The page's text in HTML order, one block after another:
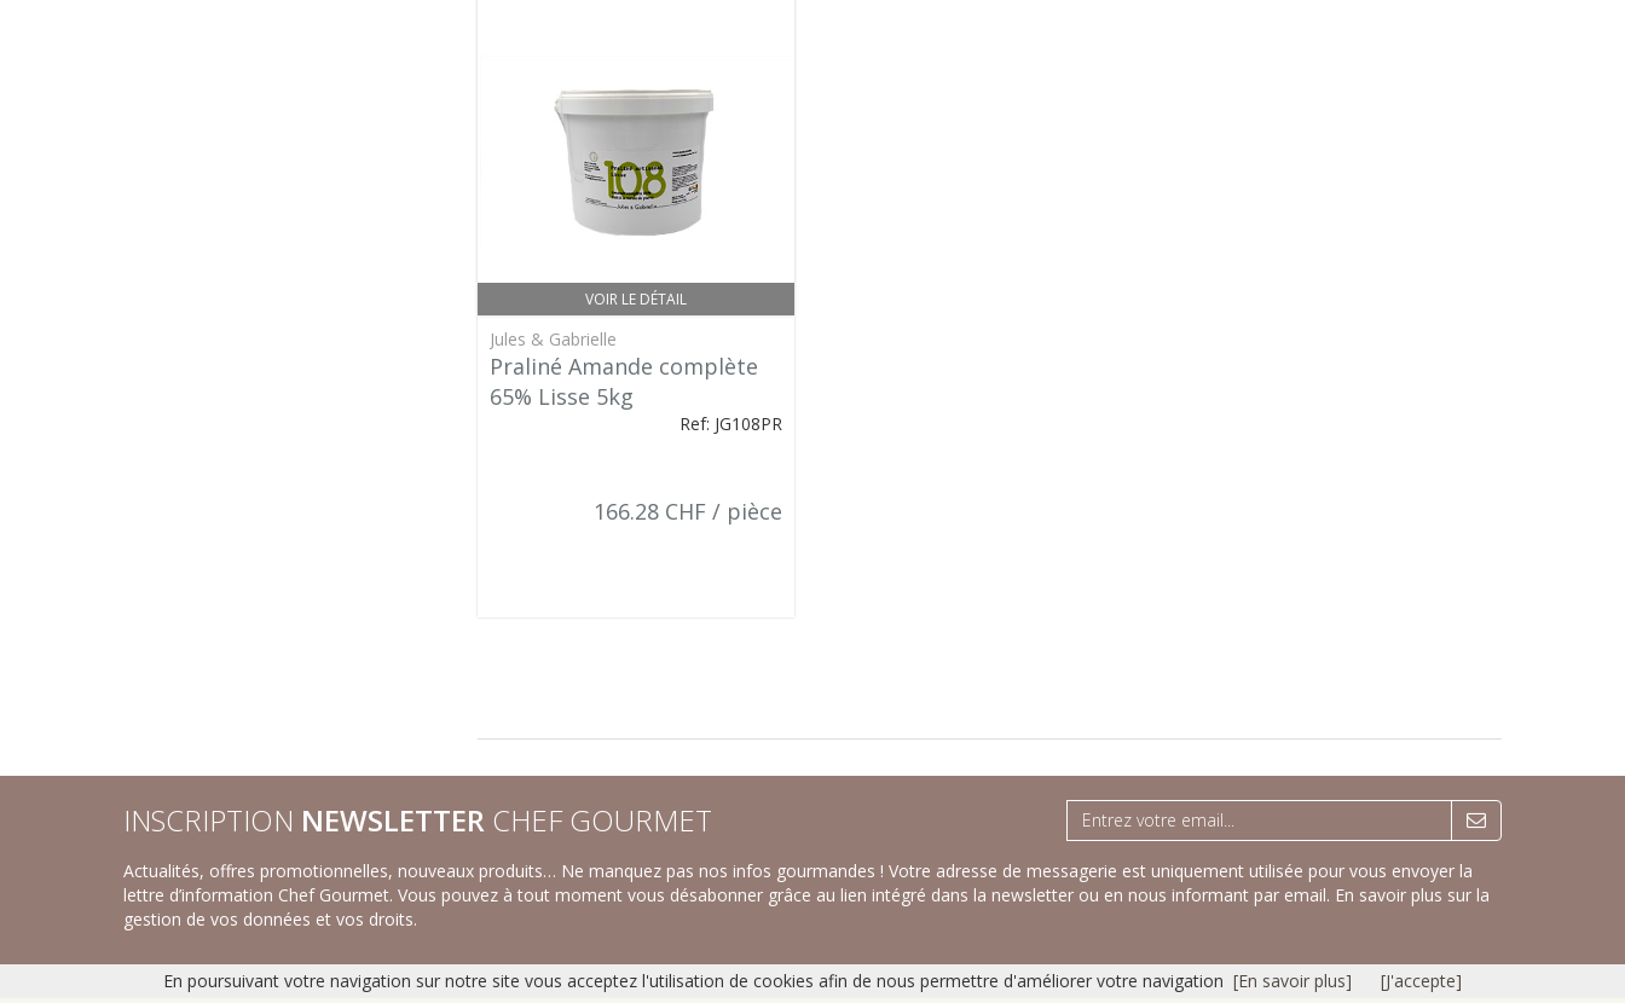
VOIR LE DÉTAIL
Jules & Gabrielle
Praliné Amande complète
65% Lisse 5kg
Ref: JG108PR
166.28 CHF / pièce
INSCRIPTION NEWSLETTER CHEF GOURMET
Actualités, offres promotionnelles, nouveaux produits… Ne manquez pas nos infos gourmandes ! Votre adresse de messagerie est uniquement utilisée pour vous envoyer la
lettre d’information Chef Gourmet. Vous pouvez à tout moment vous désabonner grâce au lien intégré dans la newsletter ou en nous informant par email. En savoir plus sur la
gestion de vos données et vos droits.
En poursuivant votre navigation sur notre site vous acceptez l'utilisation de cookies afin de nous permettre d'améliorer votre navigation [En savoir plus] [J'accepte]